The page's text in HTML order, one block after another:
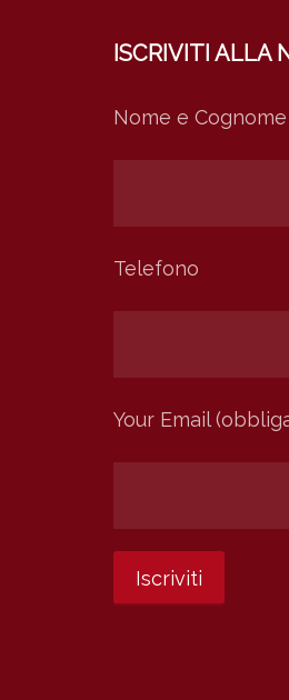
ISCRIVITI ALLA
Nome e
Telefono
Your Email